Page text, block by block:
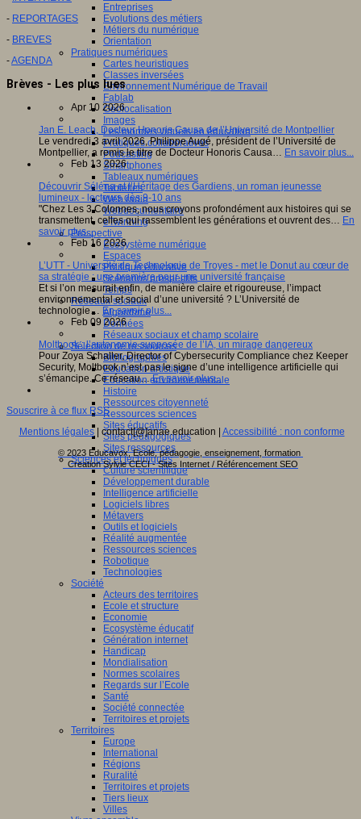
Entreprises
Evolutions des métiers
Métiers du numérique
Orientation
Pratiques numériques
Cartes heuristiques
Classes inversées
Environnement Numérique de Travail
Fablab
Géolocalisation
Images
Les mondes virtuels en éducation
Pratiques collaboratives
Podcasting
Smartphones
Tableaux numériques
Tablettes
Web radio
Webdocumentaire
eTwinning
Prospective
Ecosystème numérique
Espaces
Politique éducative
Scénarios prospectifs
Temps
Réseaux sociaux
Algorithme
Données
Réseaux sociaux et champ scolaire
Sélection de ressources
Bibliographies
Education artistique
Education environnementale
Histoire
Ressources citoyenneté
Ressources sciences
Sites éducatifs
Sites pédagogiques
Sites ressources
Sciences et techniques
Culture scientifique
Développement durable
Intelligence artificielle
Logiciels libres
Métavers
Outils et logiciels
Réalité augmentée
Ressources sciences
Robotique
Technologies
Société
Acteurs des territoires
Ecole et structure
Economie
Ecosystème éducatif
Génération internet
Handicap
Mondialisation
Normes scolaires
Regards sur l’Ecole
Santé
Société connectée
Territoires et projets
Territoires
Europe
International
Régions
Ruralité
Territoires et projets
Tiers lieux
Villes
- REPORTAGES
- BREVES
-AGENDA
Brèves - Les plus lues
Apr 10 2026
Jan E. Leach, Docteur Honoris Causa de l’Université de Montpellier
Le vendredi 3 avril 2026, Philippe Augé, président de l’Université de
Montpellier, a remis le titre de Docteur Honoris Causa… En savoir plus...
Feb 13 2026
Découvrir Séléna et l’Héritage des Gardiens, un roman jeunesse
lumineux - lecteurs dès 9-10 ans
"Chez Les 3 Colonnes, nous croyons profondément aux histoires qui se
transmettent, celles qui rassemblent les générations et ouvrent des… En
savoir plus...
Feb 16 2026
L’UTT - Université de Technologie de Troyes - met le Donut au cœur de
sa stratégie : une première pour une université française
Et si l’on mesurait enfin, de manière claire et rigoureuse, l’impact
environnemental et social d’une université ? L’Université de
technologie… En savoir plus...
Feb 09 2026
Moltbook : l’autonomie supposée de l’IA, un mirage dangereux
Pour Zoya Schaller, Director of Cybersecurity Compliance chez Keeper
Security, Moltbook n’est pas le signe d’une intelligence artificielle qui
s’émancipe. Ce réseau…En savoir plus...
Souscrire à ce flux RSS
Mentions légales| contact[@]anae.education | Accessibilité : non conforme
© 2023 Educavox, Ecole, pédagogie, enseignement, formation
Creation Sylvie CECI - Sites Internet / Référencement SEO